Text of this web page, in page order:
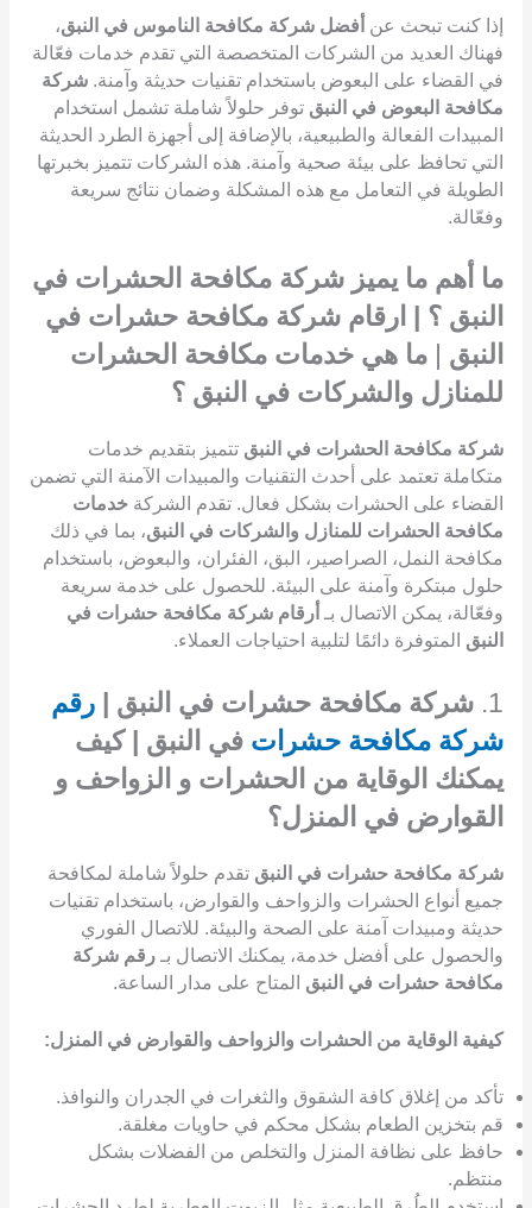
إذا كنت تبحث عن أفضل شركة مكافحة الناموس في النبق،
فهناك العديد من الشركات المتخصصة التي تقدم خدمات فعّالة
في القضاء على البعوض باستخدام تقنيات حديثة وآمنة. شركة
مكافحة البعوض في النبق توفر حلولاً شاملة تشمل استخدام
المبيدات الفعالة والطبيعية، بالإضافة إلى أجهزة الطرد الحديثة
التي تحافظ على بيئة صحية وآمنة. هذه الشركات تتميز بخبرتها
الطويلة في التعامل مع هذه المشكلة وضمان نتائج سريعة
وفعّالة.
ما أهم ما يميز شركة مكافحة الحشرات في
النبق ؟ | ارقام شركة مكافحة حشرات في
النبق
ما هي خدمات مكافحة الحشرات
للمنازل والشركات في النبق ؟
شركة مكافحة الحشرات في النبق تتميز بتقديم خدمات
متكاملة تعتمد على أحدث التقنيات والمبيدات الآمنة التي تضمن
القضاء على الحشرات بشكل فعال. تقدم الشركة خدمات
مكافحة الحشرات للمنازل والشركات في النبق، بما في ذلك
مكافحة النمل، الصراصير، البق، الفئران، والبعوض، باستخدام
حلول مبتكرة وآمنة على البيئة. للحصول على خدمة سريعة
وفعّالة، يمكن الاتصال بـ أرقام شركة مكافحة حشرات في
النبق المتوفرة دائمًا لتلبية احتياجات العملاء.
1. شركة مكافحة حشرات في النبق | رقم
شركة مكافحة حشرات في النبق | كيف
يمكنك الوقاية من الحشرات و الزواحف و
القوارض في المنزل؟
شركة مكافحة حشرات في النبق تقدم حلولاً شاملة لمكافحة
جميع أنواع الحشرات والزواحف والقوارض، باستخدام تقنيات
حديثة ومبيدات آمنة على الصحة والبيئة. للاتصال الفوري
والحصول على أفضل خدمة، يمكنك الاتصال بـ رقم شركة
مكافحة حشرات في النبق المتاح على مدار الساعة.
كيفية الوقاية من الحشرات والزواحف والقوارض في المنزل:
تأكد من إغلاق كافة الشقوق والثغرات في الجدران والنوافذ.
قم بتخزين الطعام بشكل محكم في حاويات مغلقة.
حافظ على نظافة المنزل والتخلص من الفضلات بشكل
منتظم.